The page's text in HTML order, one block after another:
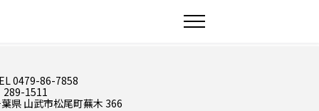
0479-86-7858
289-1511
県 山武市松尾町蕪木 366